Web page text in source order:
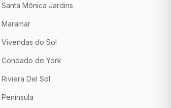
Santa Mônica Jardins
Maramar
Vivendas do Sol
Condado de York
Riviera Del Sol
Península